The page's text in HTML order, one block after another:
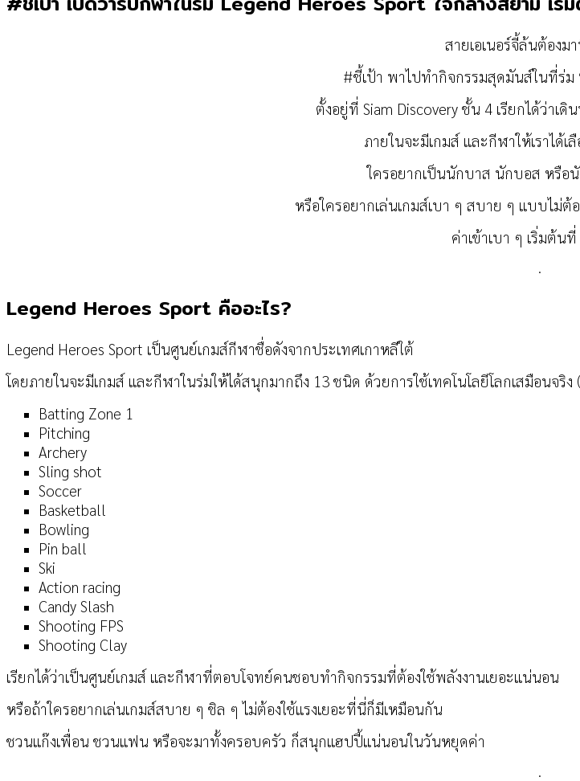
สายเอเนอร์จี้ล้นต้องม
#ชี้เป้า พาไปทำกิจกรรมสุดมันส์ในที่ร่ม
ตั้งอยู่ที่ Siam Discovery ชั้น 4 เรียกได้ว่าเดิ
ภายในจะมีเกมส์ และกีฬาให้เราได้เ
ใครอยากเป็นนักบาส นักบอส หรือ
หรือใครอยากเล่นเกมส์เบา ๆ สบาย ๆ แบบไม่
ค่าเข้าเบา ๆ เริ่มต้น
.
Legend Heroes Sport คืออะไร?
Legend Heroes Sport เป็นศูนย์เกมส์กีฬาชื่อดังจากประเทศเกาหลีใต้
โดยภายในจะมีเกมส์ และกีฬาในร่มให้ได้สนุกมากถึง 13 ชนิด ด้วยการใช้เทคโนโลยีโลกเสมือนจริง
Batting Zone 1
Pitching
Archery
Sling shot
Soccer
Basketball
Bowling
Pin ball
Ski
Action racing
Candy Slash
Shooting FPS
Shooting Clay
เรียกได้ว่าเป็นศูนย์เกมส์ และกีฬาที่ตอบโจทย์คนชอบทำกิจกรรมที่ต้องใช้พลังงานเยอะแน่นอน
หรือถ้าใครอยากเล่นเกมส์สบาย ๆ ชิล ๆ ไม่ต้องใช้แรงเยอะที่นี่ก็มีเหมือนกัน
ชวนแก๊งเพื่อน ชวนแฟน หรือจะมาทั้งครอบครัว ก็สนุกแฮปปี้แน่นอนในวันหยุดค่า
.